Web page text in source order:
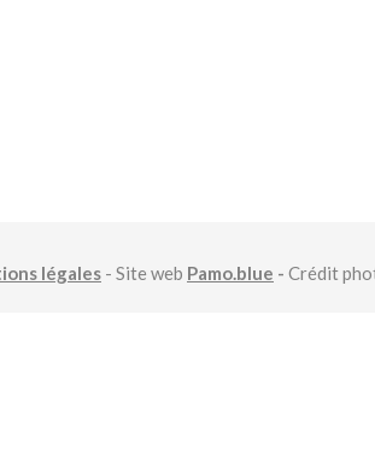
légales - Site web Pamo.blue - Crédit